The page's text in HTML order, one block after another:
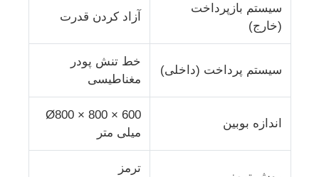
ماشین بسته بندی
دستگاه تک پیچ
سیستم بازپرداخت
(خارج)
آزاد کردن قدرت
سیستم پرداخت (داخلی)
خط تنش پودر
مغناطیسی
اندازه بوبین
Ø800 × 800 × 600
میلی متر
ترمز